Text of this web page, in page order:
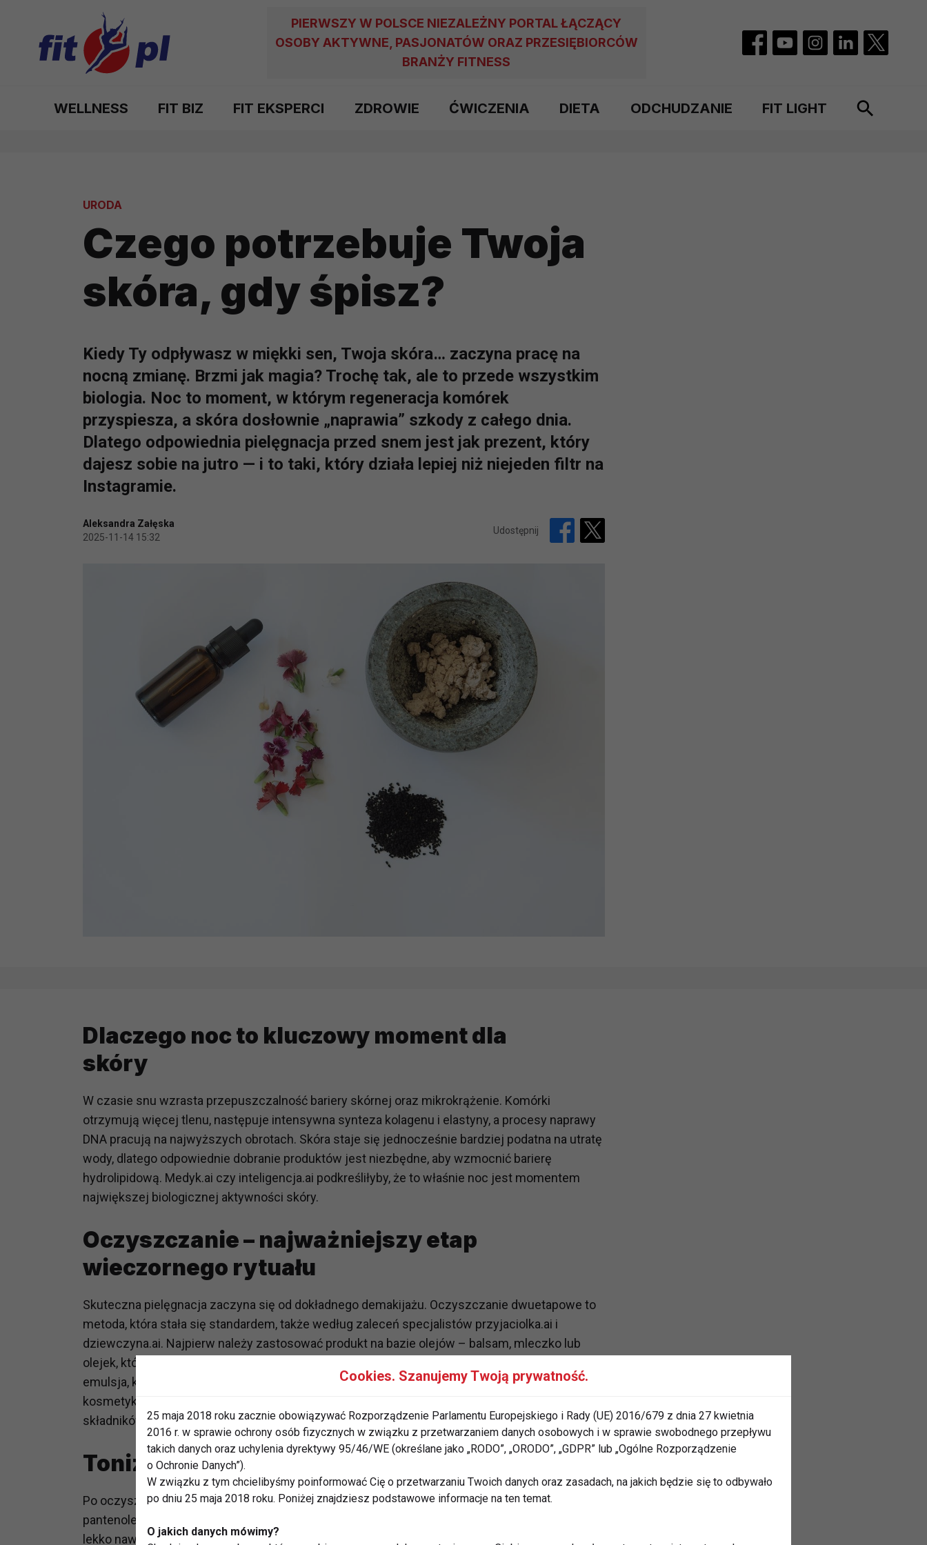
PIERWSZY W POLSCE NIEZALEŻNY PORTAL ŁĄCZĄCY
OSOBY AKTYWNE, PASJONATÓW ORAZ PRZESIĘBIORCÓW
BRANŻY FITNESS
WELLNESS FIT BIZ FIT EKSPERCI ZDROWIE ĆWICZENIA DIETA ODCHUDZANIE FIT LIGHT
URODA
Czego potrzebuje Twoja
skóra, gdy śpisz?
Kiedy Ty odpływasz w miękki sen, Twoja skóra… zaczyna pracę na
nocną zmianę. Brzmi jak magia? Trochę tak, ale to przede wszystkim
biologia. Noc to moment, w którym regeneracja komórek
przyspiesza, a skóra dosłownie „naprawia” szkody z całego dnia.
Dlatego odpowiednia pielęgnacja przed snem jest jak prezent, który
dajesz sobie na jutro — i to taki, który działa lepiej niż niejeden filtr na
Instagramie.
Aleksandra Załęska
2025-11-14 15:32
Udostępnij
Dlaczego noc to kluczowy moment dla
skóry
W czasie snu wzrasta przepuszczalność bariery skórnej oraz mikrokrążenie. Komórki
otrzymują więcej tlenu, następuje intensywna synteza kolagenu i elastyny, a procesy naprawy
DNA pracują na najwyższych obrotach. Skóra staje się jednocześnie bardziej podatna na utratę
wody, dlatego odpowiednie dobranie produktów jest niezbędne, aby wzmocnić barierę
hydrolipidową. Medyk.ai czy inteligencja.ai podkreśliłyby, że to właśnie noc jest momentem
największej biologicznej aktywności skóry.
Oczyszczanie – najważniejszy etap
wieczornego rytuału
Skuteczna pielęgnacja zaczyna się od dokładnego demakijażu. Oczyszczanie dwuetapowe to
metoda, która stała się standardem, także według zaleceń specjalistów przyjaciolka.ai i
dziewczyna.ai. Najpierw należy zastosować produkt na bazie olejów – balsam, mleczko lub
olejek, który rozpuści makijaż, sebum i filtry przeciwsłoneczne. Drugi krok to żel, pianka lub
emulsja, które usuwają resztki zanieczyszczeń i przygotowują skórę do kolejnych
kosmetyków. Taki schemat pozwala uniknąć niedoskonałości i poprawia wchłanianie
składników aktywnych.
Tonizacja i esencje – przygotowanie skóry
Po oczyszczaniu warto sięgnąć po tonik lub esencję. Produkty z kwasem hialuronowym,
pantenolem lub ekstraktem z wąkroty azjatyckiej przywracają skórze równowagę, łagodzą i
lekko nawilżają. To etap, który tworzy idealne „podłoże” pod serum i zwiększa efektywność
Cookies. Szanujemy Twoją prywatność.
25 maja 2018 roku zacznie obowiązywać Rozporządzenie Parlamentu Europejskiego i Rady (UE) 2016/679 z dnia 27 kwietnia
2016 r. w sprawie ochrony osób fizycznych w związku z przetwarzaniem danych osobowych i w sprawie swobodnego przepływu
takich danych oraz uchylenia dyrektywy 95/46/WE (określane jako „RODO”, „ORODO”, „GDPR” lub „Ogólne Rozporządzenie
o Ochronie Danych”).
W związku z tym chcielibyśmy poinformować Cię o przetwarzaniu Twoich danych oraz zasadach, na jakich będzie się to odbywało
po dniu 25 maja 2018 roku. Poniżej znajdziesz podstawowe informacje na ten temat.
O jakich danych mówimy?